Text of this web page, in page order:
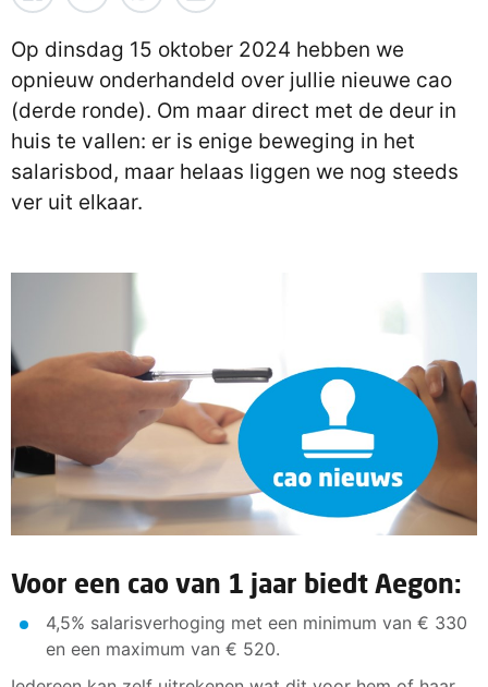
Op dinsdag 15 oktober 2024 hebben we
opnieuw onderhandeld over jullie nieuwe cao
(derde ronde). Om maar direct met de deur in
huis te vallen: er is enige beweging in het
salarisbod, maar helaas liggen we nog steeds
ver uit elkaar.
Voor een cao van 1 jaar biedt Aegon:
4,5% salarisverhoging met een minimum van € 330
en een maximum van € 520.